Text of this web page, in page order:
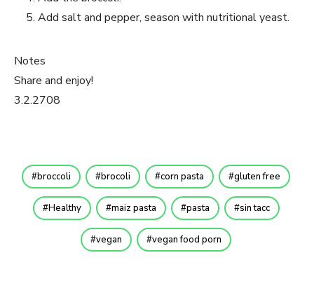
Add salt and pepper, season with nutritional yeast.
Notes
Share and enjoy!
3.2.2708
broccoli brocoli corn pasta gluten free
Healthy maiz pasta pasta sin tacc
vegan vegan food porn